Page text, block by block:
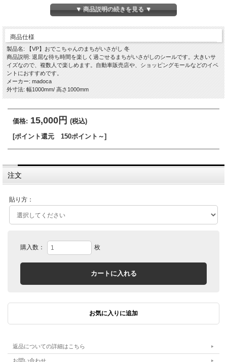
▼ 商品説明の続きを見る ▼
商品仕様
製品名: 【VP】おでこちゃんのまちがいさがし 冬
商品説明: 退屈な待ち時間を楽しく過ごせるまちがいさがしのシールです。大きいサ
イズなので、複数人で楽しめます。自動車販売店や、ショッピングモールなどのイベ
ントにおすすめです。
メーカー: madoca
外寸法: 幅1000mm/ 高さ1000mm
価格: 15,000円 (税込)
[ポイント還元 150ポイント～]
注文
貼り方：
購入数： 枚
返品についての詳細はこちら
お問い合わせ